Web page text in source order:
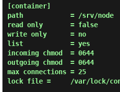
[container]
path            = /srv/node
read only       = false
write only      = no
list            = yes
incoming chmod  = 0644
outgoing chmod  = 0644
max connections = 25
lock file =     /var/lock/